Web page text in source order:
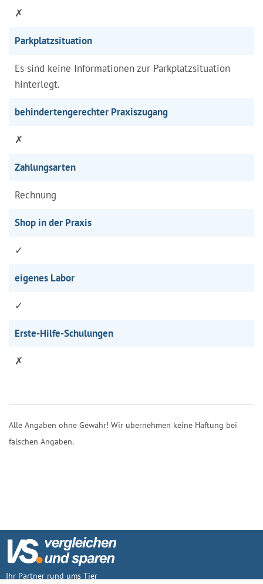
✗
Parkplatzsituation
Es sind keine Informationen zur Parkplatzsituation
hinterlegt.
behindertengerechter Praxiszugang
✗
Zahlungsarten
Rechnung
Shop in der Praxis
✓
eigenes Labor
✓
Erste-Hilfe-Schulungen
✗
Alle Angaben ohne Gewähr! Wir übernehmen keine Haftung bei
falschen Angaben.
Ihr Partner rund ums Tier